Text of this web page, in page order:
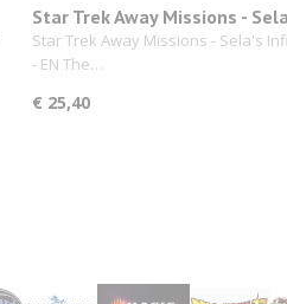
Star Trek Away Missions -
Infiltrators
Star Trek Away Missions - Sela's
- EN The…
€ 25,40